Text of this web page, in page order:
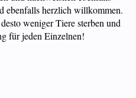
ebenfalls herzlich willkommen.
weniger Tiere sterben und
für jeden Einzelnen!